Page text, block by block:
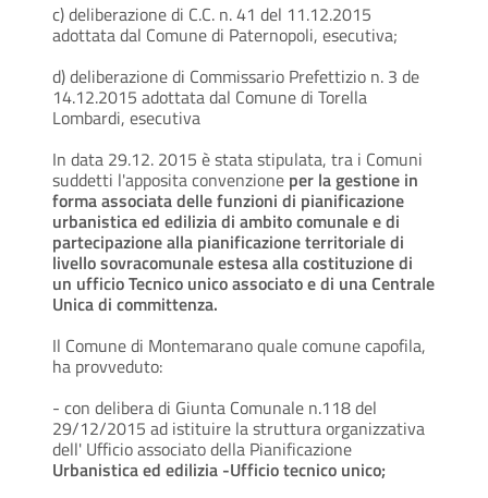
c) deliberazione di C.C. n. 41 del 11.12.2015
adottata dal Comune di Paternopoli, esecutiva;
d) deliberazione di Commissario Prefettizio n. 3 de
14.12.2015 adottata dal Comune di Torella
Lombardi, esecutiva
In data 29.12. 2015 è stata stipulata, tra i Comuni
suddetti l'apposita convenzione per la gestione in
forma associata delle funzioni di pianificazione
urbanistica ed edilizia di ambito comunale e di
partecipazione alla pianificazione territoriale di
livello sovracomunale estesa alla costituzione di
un ufficio Tecnico unico associato e di una Centrale
Unica di committenza.
Il Comune di Montemarano quale comune capofila,
ha provveduto:
- con delibera di Giunta Comunale n.118 del
29/12/2015 ad istituire la struttura organizzativa
dell' Ufficio associato della Pianificazione
Urbanistica ed edilizia -Ufficio tecnico unico;